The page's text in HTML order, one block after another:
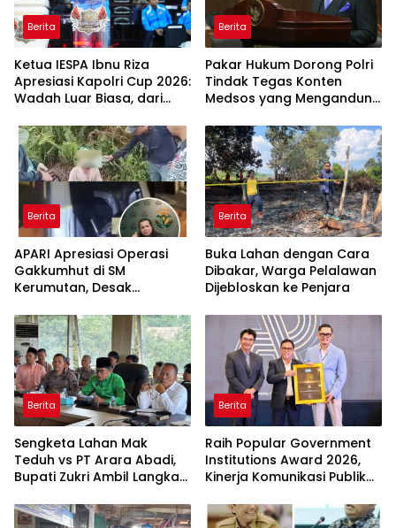
Berita
Ketua IESPA Ibnu Riza
Apresiasi Kapolri Cup 2026:
Wadah Luar Biasa, dari
Nasional
Berita
Pakar Hukum Dorong Polri
Tindak Tegas Konten
Medsos yang Mengandung
Berita
APARI Apresiasi Operasi
Gakkumhut di SM
Kerumutan, Desak
Jaringan Pembalak Liar
Berita
Buka Lahan dengan Cara
Dibakar, Warga Pelalawan
Dijebloskan ke Penjara
Berita
Sengketa Lahan Mak
Teduh vs PT Arara Abadi,
Bupati Zukri Ambil Langkah
Berita
Raih Popular Government
Institutions Award 2026,
Kinerja Komunikasi Publik
Kembali Diakui